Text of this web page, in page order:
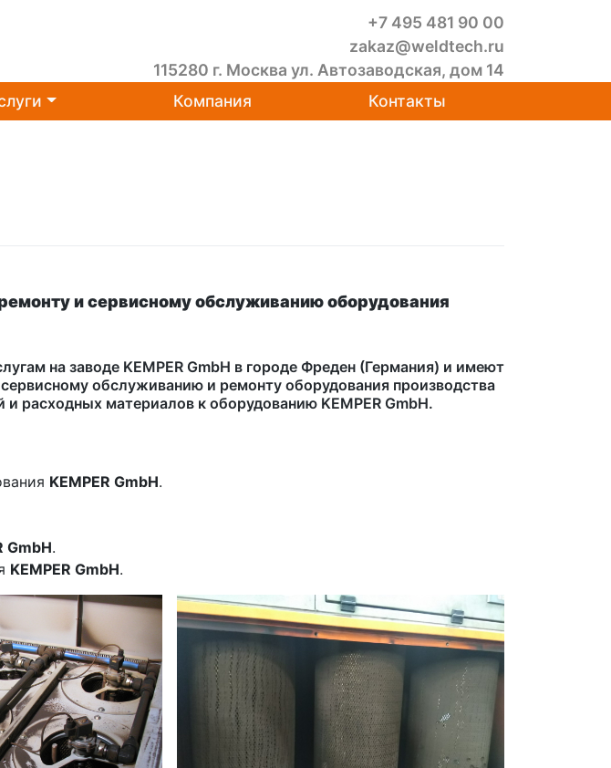
+7 495 481 90 00
zakaz@weldtech.ru
115280 г. Москва ул. Автозаводская, дом 14
Компания Контакты
и сервисному обслуживанию оборудования
на заводе KEMPER GmbH в городе Фреден (Германия) и имеют
обслуживанию и ремонту оборудования производства
расходных материалов к оборудованию KEMPER GmbH.
KEMPER GmbH.
GmbH.
KEMPER GmbH.